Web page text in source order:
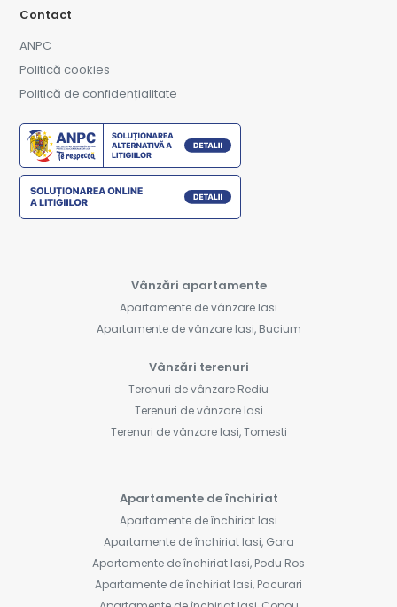
Contact
ANPC
Politică cookies
Politică de confidențialitate
Vânzări apartamente
Apartamente de vânzare Iasi
Apartamente de vânzare Iasi, Bucium
Vânzări terenuri
Terenuri de vânzare Rediu
Terenuri de vânzare Iasi
Terenuri de vânzare Iasi, Tomesti
Apartamente de închiriat
Apartamente de închiriat Iasi
Apartamente de închiriat Iasi, Gara
Apartamente de închiriat Iasi, Podu Ros
Apartamente de închiriat Iasi, Pacurari